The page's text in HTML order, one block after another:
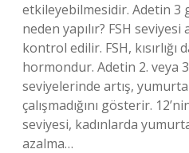
etkileyebilmesidir. Adetin
neden yapılır? FSH
kontrol edilir. FSH,
hormondur. Adetin 2. veya
seviyelerinde artış,
çalışmadığını gösterir.
seviyesi, kadınlarda
azalma…